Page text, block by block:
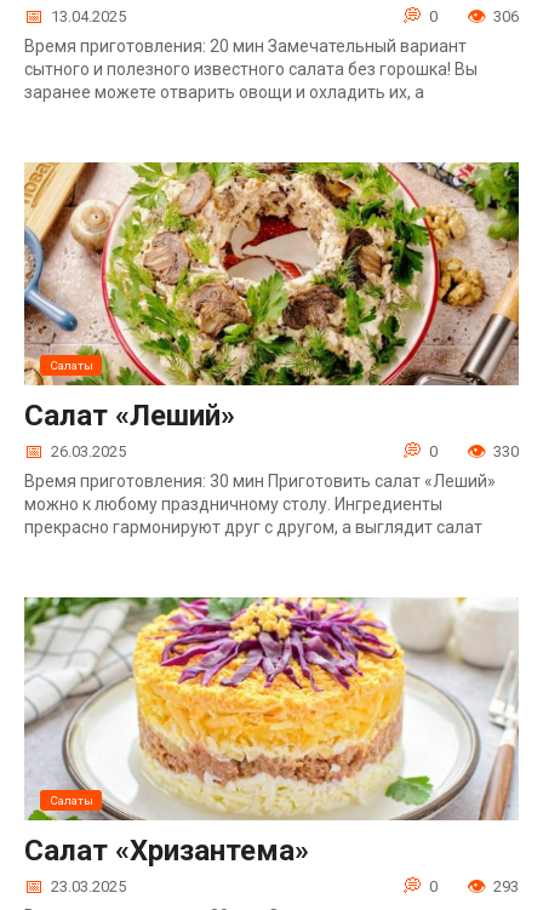
13.04.2025 0 306
Время приготовления: 20 мин Замечательный вариант
сытного и полезного известного салата без горошка! Вы
заранее можете отварить овощи и охладить их, а
Салаты
Салат «Леший»
26.03.2025 0 330
Время приготовления: 30 мин Приготовить салат «Леший»
можно к любому праздничному столу. Ингредиенты
прекрасно гармонируют друг с другом, а выглядит салат
Салаты
Салат «Хризантема»
23.03.2025 0 293